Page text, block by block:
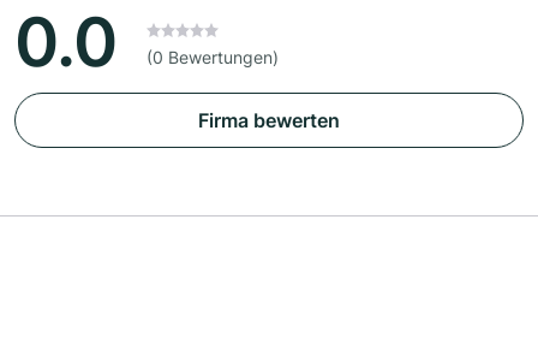
0.0 (0 Bewertungen)
Firma bewerten